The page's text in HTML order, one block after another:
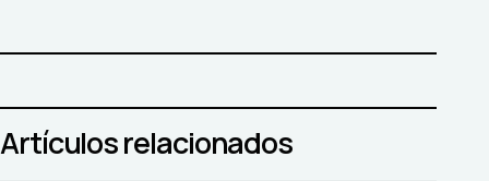
Artículos relacionados